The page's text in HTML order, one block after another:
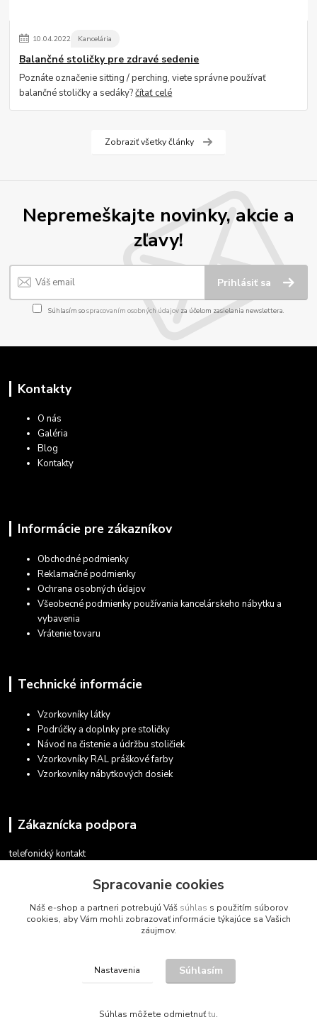
10.04.2022 Kancelária
Balančné stoličky pre zdravé sedenie
Poznáte označenie sitting / perching, viete správne používať
balančné stoličky a sedáky?čítať celé
Zobraziť všetky články
Nepremeškajte novinky, akcie a
zľavy!
Prihlásiť sa
Súhlasím sospracovaním osobných údajov za účelom zasielania newslettera.
Kontakty
O nás
Galéria
Blog
Kontakty
Informácie pre zákazníkov
Obchodné podmienky
Reklamačné podmienky
Ochrana osobných údajov
Všeobecné podmienky používania kancelárskeho nábytku a
vybavenia
Vrátenie tovaru
Technické informácie
Vzorkovníky látky
Podrúčky a doplnky pre stoličky
Návod na čistenie a údržbu stoličiek
Vzorkovníky RAL práškové farby
Vzorkovníky nábytkových dosiek
Zákaznícka podpora
telefonický kontakt
v pracovných dňoch 08.30 - 16.00
obchod@marketsk.sk
© 2013 - 2026
Spracovanie cookies
Náš e-shop a partneri potrebujú Váš súhlas s použitím súborov
cookies, aby Vám mohli zobrazovať informácie týkajúce sa Vašich
záujmov.
Nastavenia Súhlasím
Súhlas môžete odmietnuťtu.